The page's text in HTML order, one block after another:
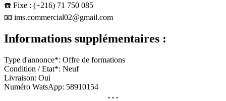
☎️ Fixe : (+216) 71 750 085
📧 ims.commercial02@gmail.com
Informations supplémentaires :
Type d'annonce*: Offre de formations
Condition / Etat*: Neuf
Livraison: Oui
Numéro WatsApp: 58910154
. . .